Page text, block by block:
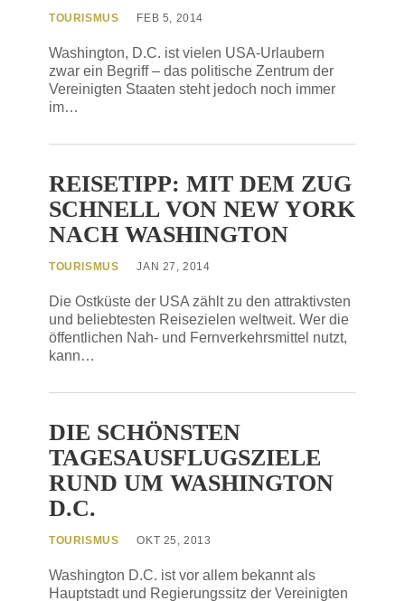
TOURISMUS FEB 5, 2014
Washington, D.C. ist vielen USA-Urlaubern
zwar ein Begriff – das politische Zentrum der
Vereinigten Staaten steht jedoch noch immer
im…
REISETIPP: MIT DEM ZUG
SCHNELL VON NEW YORK
NACH WASHINGTON
TOURISMUS JAN 27, 2014
Die Ostküste der USA zählt zu den attraktivsten
und beliebtesten Reisezielen weltweit. Wer die
öffentlichen Nah- und Fernverkehrsmittel nutzt,
kann…
DIE SCHÖNSTEN
TAGESAUSFLUGSZIELE
RUND UM WASHINGTON
D.C.
TOURISMUS OKT 25, 2013
Washington D.C. ist vor allem bekannt als
Hauptstadt und Regierungssitz der Vereinigten